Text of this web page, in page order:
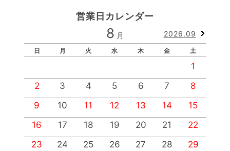
営業日カレンダー
8 月 2026.09
日 月 火 水 木 金 土
1
2
3 4 5 6 7
8
9
10 11 12 13 14
15
16
17 18 19 20 21
22
23
24 25 26 27 28 29